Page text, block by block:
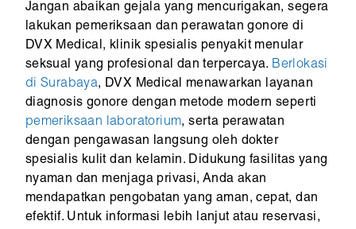
Jangan abaikan gejala yang mencurigakan, segera
lakukan pemeriksaan dan perawatan gonore di
DVX Medical, klinik spesialis penyakit menular
seksual yang profesional dan terpercaya. Berlokasi
di Surabaya, DVX Medical menawarkan layanan
diagnosis gonore dengan metode modern seperti
pemeriksaan laboratorium, serta perawatan
dengan pengawasan langsung oleh dokter
spesialis kulit dan kelamin. Didukung fasilitas yang
nyaman dan menjaga privasi, Anda akan
mendapatkan pengobatan yang aman, cepat, dan
efektif. Untuk informasi lebih lanjut atau reservasi,